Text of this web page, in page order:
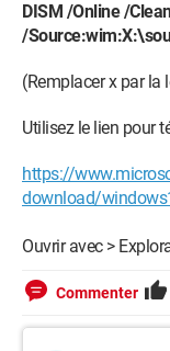
DISM /Online /
/
(Remplacer x par la
Utilisez le lien pour
https://
download/
Ouvrir avec >
Commenter